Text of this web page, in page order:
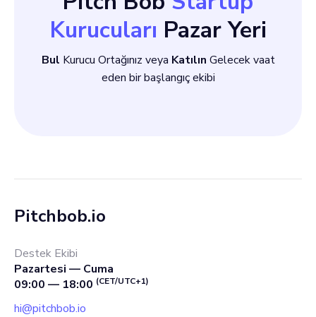
Kurucuları Pazar Yeri
Bul Kurucu Ortağınız veya Katılın Gelecek vaat
eden bir başlangıç ekibi
Pitchbob.io
Destek Ekibi
Pazartesi — Cuma
09:00 — 18:00 (CET/UTC+1)
hi@pitchbob.io